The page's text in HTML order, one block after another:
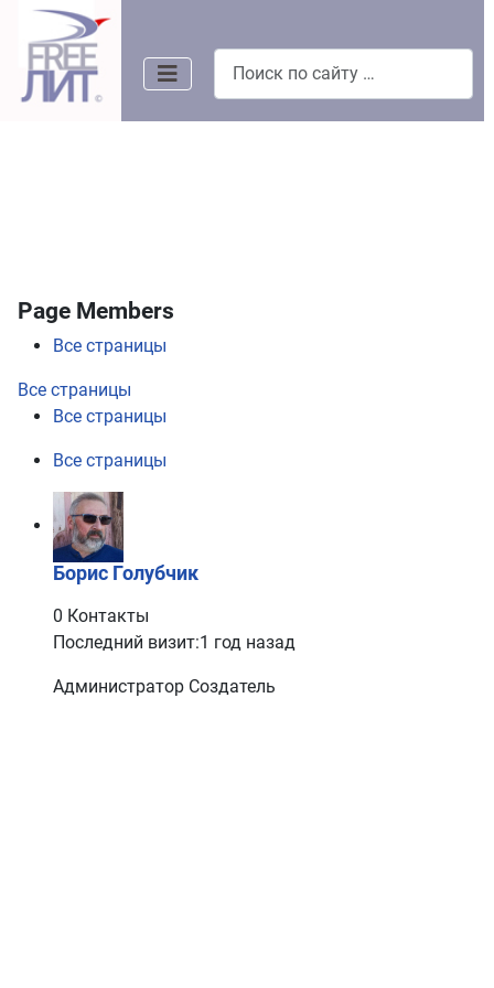
Page Members
Все страницы
Все страницы
Все страницы
Все страницы
Борис Голубчик
0 Контакты
Последний визит:1 год назад
Администратор Создатель